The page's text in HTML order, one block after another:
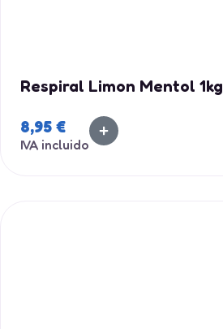
Respiral Limon Mentol 1kg
8,95 €
IVA incluido